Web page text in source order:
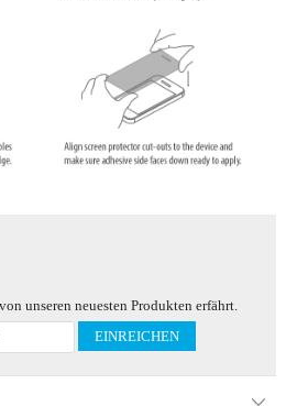
unseren neuesten Produkten erfährt.
EINREICHEN